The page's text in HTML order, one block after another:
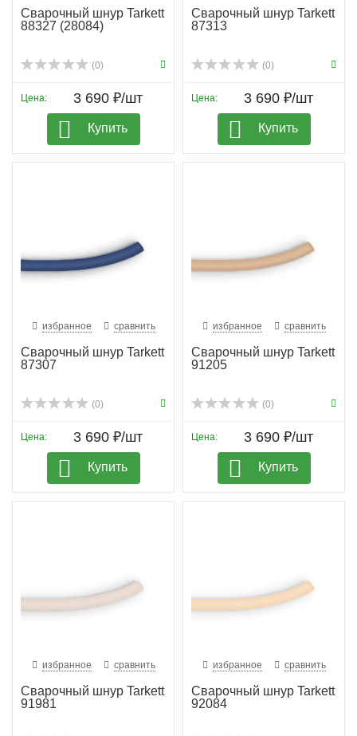
Сварочный шнур Tarkett
88327 (28084)
(0)
Цена: 3 690 ₽/шт
Купить
Сварочный шнур Tarkett
87313
(0)
Цена: 3 690 ₽/шт
Купить
избранное сравнить
Сварочный шнур Tarkett
87307
(0)
Цена: 3 690 ₽/шт
Купить
избранное сравнить
Сварочный шнур Tarkett
91205
(0)
Цена: 3 690 ₽/шт
Купить
избранное сравнить
Сварочный шнур Tarkett
91981
избранное сравнить
Сварочный шнур Tarkett
92084